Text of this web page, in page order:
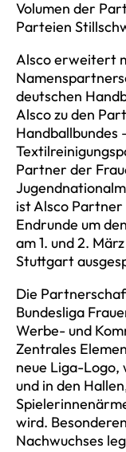
Volumen der
Parteien
Alsco erweitert
deutschen
Alsco zu den
Handballbundes
Partner der
ist Alsco Partner
Endrunde um
am 1. und 2.
Stuttgart
Die
Bundesliga
Werbe- und
Zentrales
neue Liga-Logo,
und in den
wird.
Nachwuchses